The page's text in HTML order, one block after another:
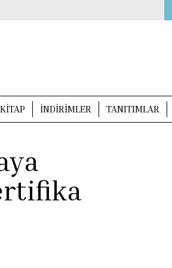
KITAP İNDIRIMLER TANITIMLAR